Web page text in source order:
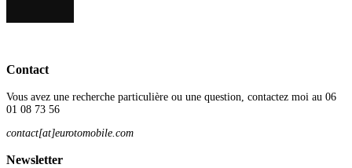
Contact
Vous avez une recherche particulière ou une question, contactez moi au 06
01 08 73 56
contact[at]eurotomobile.com
Newsletter